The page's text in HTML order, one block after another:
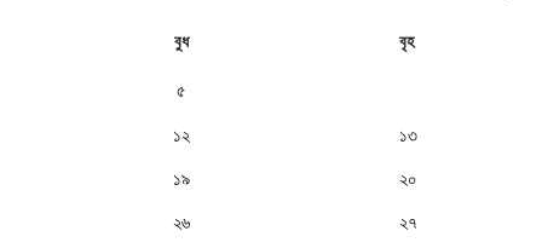
বুধ বৃহ
৫
১২ ১৩
১৯ ২০
২৬ ২৭